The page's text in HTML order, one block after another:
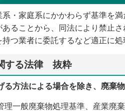
・家庭系にかかわらず基準を
ることから、同法により禁止
つ業者に委託するなど適正に処
する法律 抜粋
方法による場合を除き、廃棄物
一般廃棄物処理基準、産業廃